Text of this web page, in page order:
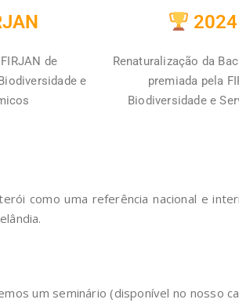
de
e
Renaturalização da
premiada pela
Biodiversidade e
como uma referência nacional e
um seminário (disponível no nosso